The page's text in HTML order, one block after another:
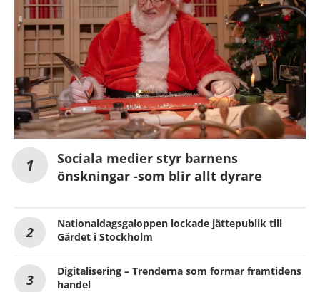
Sociala medier styr barnens
önskningar -som blir allt dyrare
Nationaldagsgaloppen lockade jättepublik till
Gärdet i Stockholm
Digitalisering – Trenderna som formar framtidens
handel